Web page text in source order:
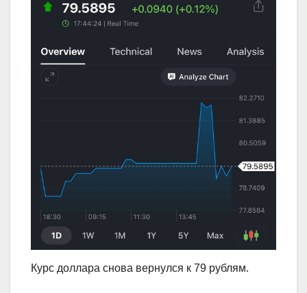
Курс доллара снова вернулся к 79 рублям.